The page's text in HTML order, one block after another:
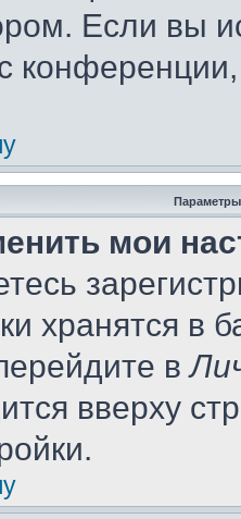
Если вы
Параметры
мои
хранятся в
в
вверху